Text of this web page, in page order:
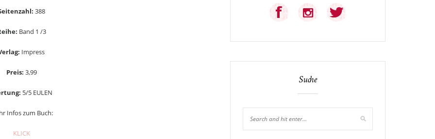
388
Band 1 /3
Impress
Preis: 3,99
5/5 EULEN
Infos zum Buch:
KLICK
Suche